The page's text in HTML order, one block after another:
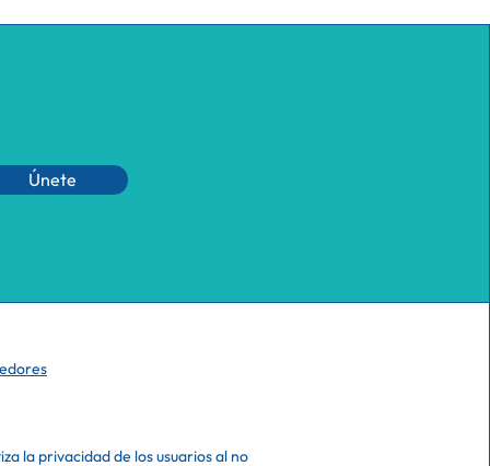
Únete
la privacidad de los usuarios al no